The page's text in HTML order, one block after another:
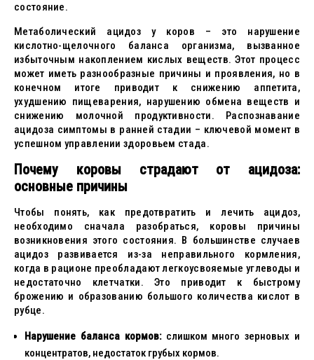
состояние.
Метаболический ацидоз у коров – это нарушение
кислотно-щелочного баланса организма, вызванное
избыточным накоплением кислых веществ. Этот процесс
может иметь разнообразные причины и проявления, но в
конечном итоге приводит к снижению аппетита,
ухудшению пищеварения, нарушению обмена веществ и
снижению молочной продуктивности. Распознавание
ацидоза симптомы в ранней стадии – ключевой момент в
успешном управлении здоровьем стада.
Почему коровы страдают от ацидоза:
основные причины
Чтобы понять, как предотвратить и лечить ацидоз,
необходимо сначала разобраться, коровы причины
возникновения этого состояния. В большинстве случаев
ацидоз развивается из-за неправильного кормления,
когда в рационе преобладают легкоусвояемые углеводы и
недостаточно клетчатки. Это приводит к быстрому
брожению и образованию большого количества кислот в
рубце.
Нарушение баланса кормов:слишком много зерновых и
концентратов, недостаток грубых кормов.